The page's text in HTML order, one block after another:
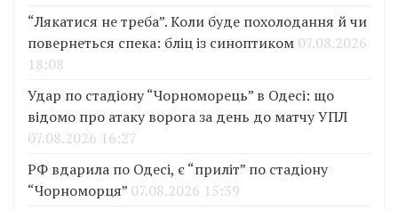
“Лякатися не треба”. Коли буде похолодання й чи
повернеться спека: бліц із синоптиком 07.08.2026
18:08
Удар по стадіону “Чорноморець” в Одесі: що
відомо про атаку ворога за день до матчу УПЛ
07.08.2026 16:27
РФ вдарила по Одесі, є “приліт” по стадіону
“Чорноморця” 07.08.2026 15:39